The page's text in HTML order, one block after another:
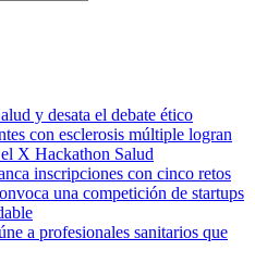
y desata el debate ético
con esclerosis múltiple logran
X Hackathon Salud
inscripciones con cinco retos
una competición de startups
a profesionales sanitarios que